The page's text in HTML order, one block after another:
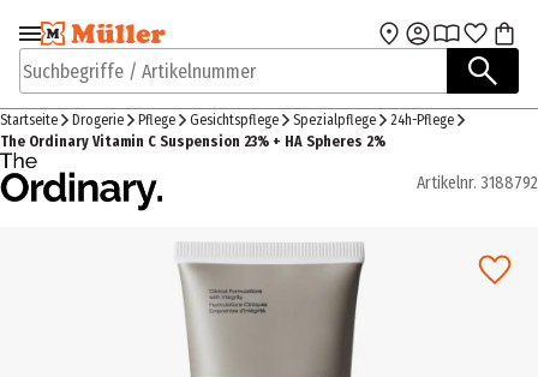
Zur Navigation
springen
Zum Hauptinhalt
Suchbegriffe / Artikelnummer
Startseite Drogerie Pflege Gesichtspflege Spezialpflege
24h-Pflege
The Ordinary Vitamin C Suspension 23% + HA Spheres 2%
Artikelnr. 3188792